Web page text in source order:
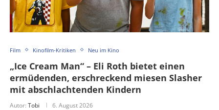
Film Kinofilm-Kritiken Neu im Kino
„Ice Cream Man“ – Eli Roth bietet einen
ermüdenden, erschreckend miesen Slasher
mit abschlachtenden Kindern
Autor: Tobi 6. August 2026